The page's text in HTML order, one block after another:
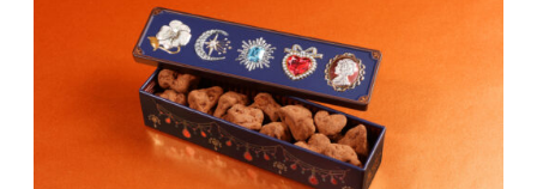
ショ
コラ
マカ